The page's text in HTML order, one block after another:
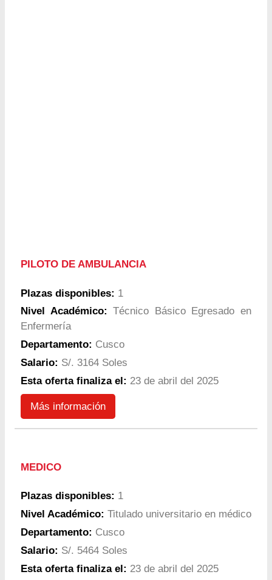
PILOTO DE AMBULANCIA
Plazas disponibles: 1
Nivel Académico: Técnico Básico Egresado en
Enfermería
Departamento: Cusco
Salario: S/. 3164 Soles
Esta oferta finaliza el: 23 de abril del 2025
Más información
MEDICO
Plazas disponibles: 1
Nivel Académico: Titulado universitario en médico
Departamento: Cusco
Salario: S/. 5464 Soles
Esta oferta finaliza el: 23 de abril del 2025